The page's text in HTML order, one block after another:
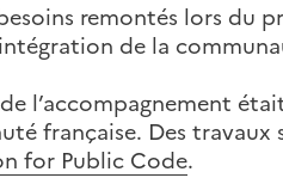
remontés lors du
de la
l’accompagnement
française. Des
for Public Code.